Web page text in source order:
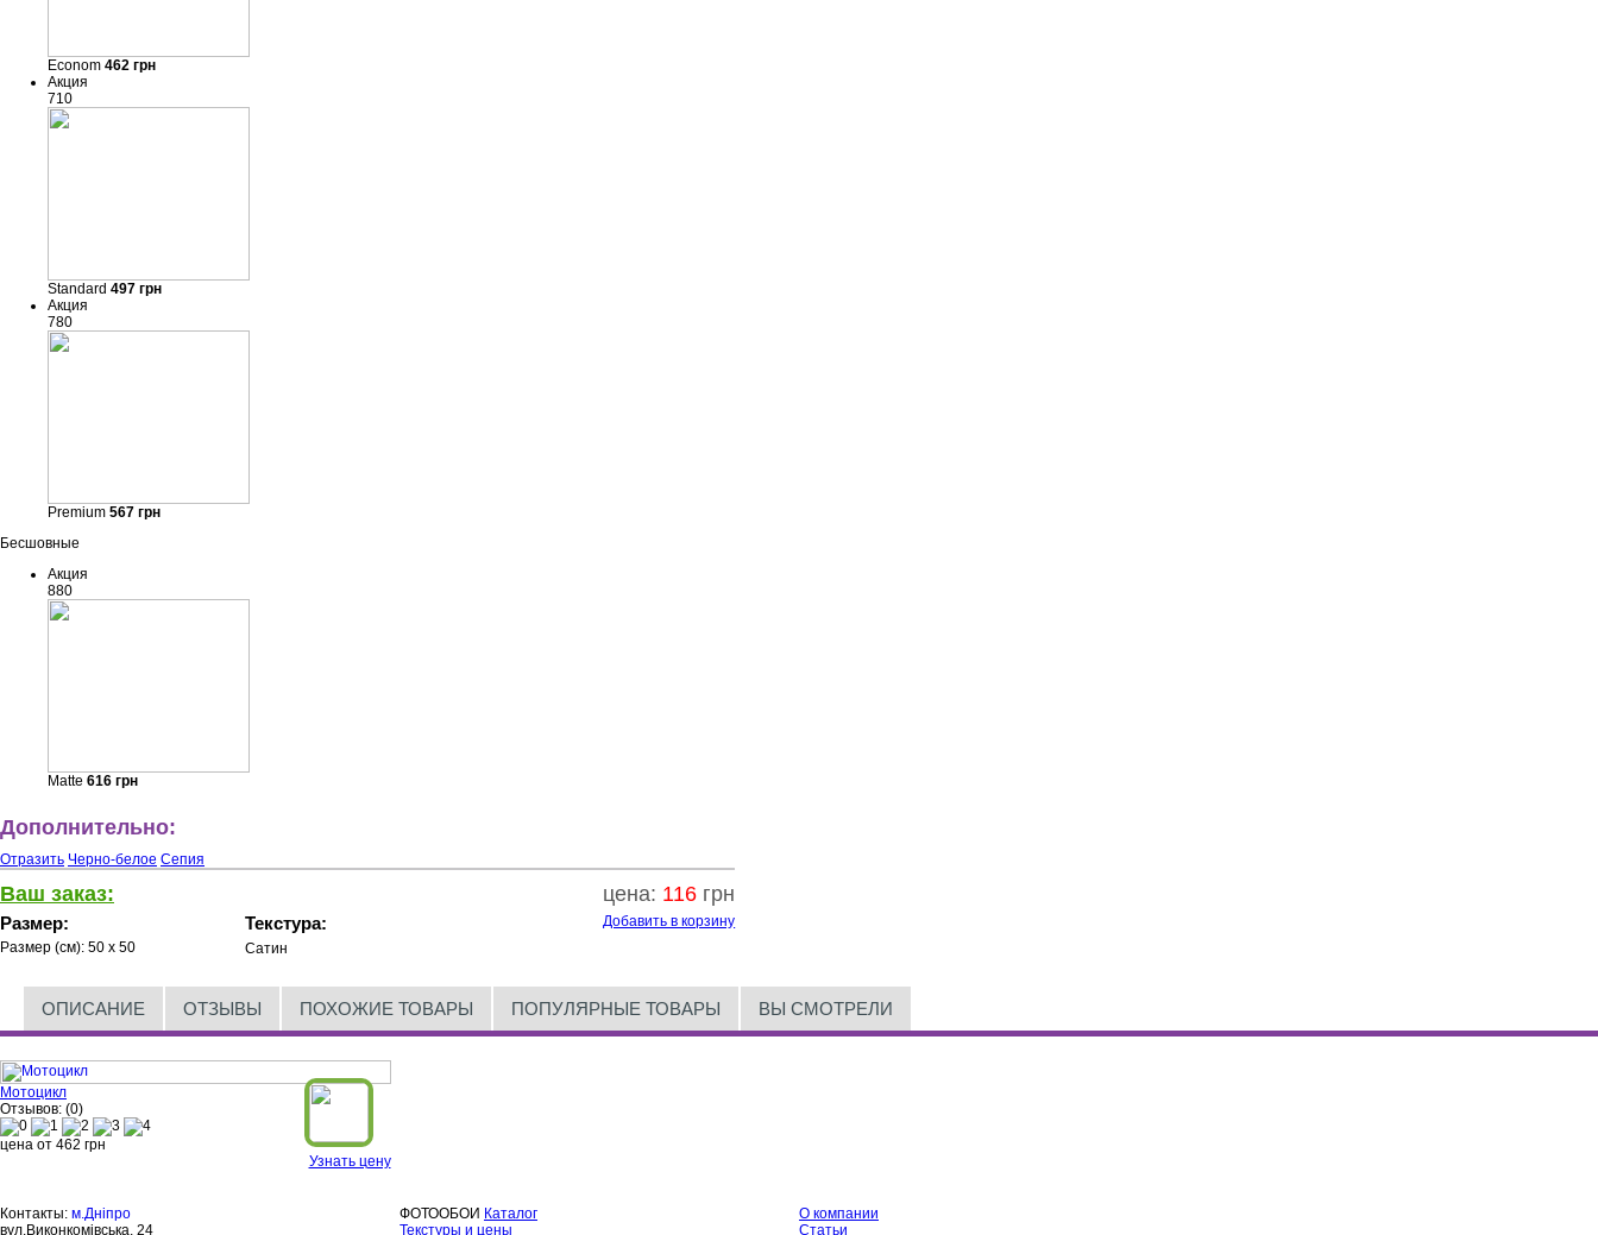
Econom 462 грн
Акция
710
Standard 497 грн
Акция
780
Premium 567 грн
Бесшовные
Акция
880
Matte 616 грн
Дополнительно:
Отразить Черно-белое Сепия
Ваш заказ: цена: 116 грн
Размер:
Размер (см): 50 x 50
Текстура:
Сатин
Добавить в корзину
ОПИСАНИЕ ОТЗЫВЫ ПОХОЖИЕ ТОВАРЫ ПОПУЛЯРНЫЕ ТОВАРЫ ВЫ СМОТРЕЛИ
Мотоцикл
Отзывов: (0)
цена от 462 грн
Узнать цену
Контакты: м.Дніпро
вул.Виконкомівська, 24
ФОТООБОИ Каталог
Текстуры и цены
О компании
Статьи